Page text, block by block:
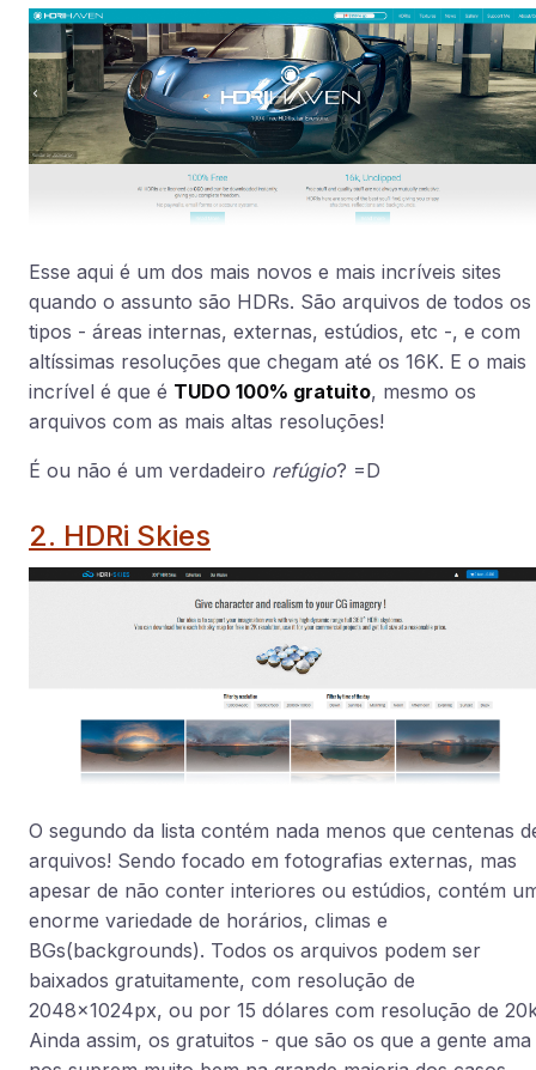
Esse aqui é um dos mais novos e mais incríveis sites
quando o assunto são HDRs. São arquivos de todos os
tipos - áreas internas, externas, estúdios, etc -, e com
altíssimas resoluções que chegam até os 16K. E o mais
incrível é que é TUDO 100% gratuito, mesmo os
arquivos com as mais altas resoluções!
É ou não é um verdadeiro refúgio? =D
2. HDRi Skies
O segundo da lista contém nada menos que centenas
arquivos! Sendo focado em fotografias externas, mas
apesar de não conter interiores ou estúdios, contém
enorme variedade de horários, climas e
BGs(backgrounds). Todos os arquivos podem ser
baixados gratuitamente, com resolução de
2048x1024px, ou por 15 dólares com resolução de
Ainda assim, os gratuitos - que são os que a gente